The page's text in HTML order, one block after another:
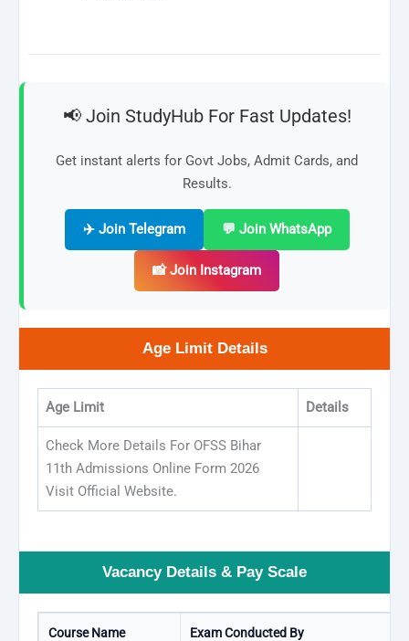
📢 Join StudyHub For Fast Updates!
Get instant alerts for Govt Jobs, Admit Cards, and
Results.
✈️ Join Telegram 💬 Join WhatsApp
📸 Join Instagram
Age Limit Details
Age Limit Details
Check More Details For OFSS Bihar
11th Admissions Online Form 2026
Visit Official Website.
Vacancy Details & Pay Scale
Course Name Exam Conducted By